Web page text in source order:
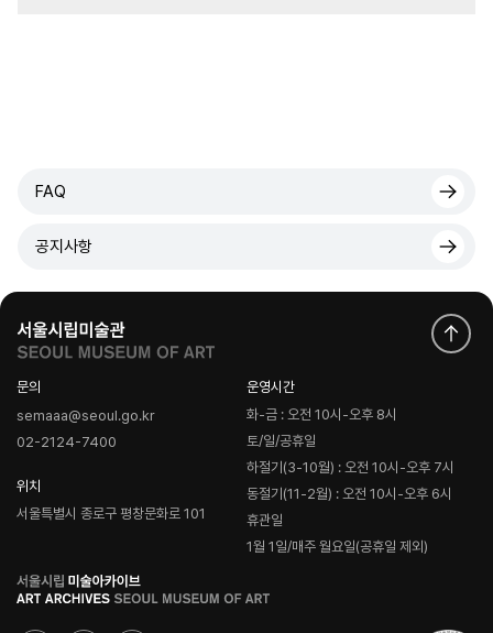
FAQ
공지사항
문의
semaaa@seoul.go.kr
02-2124-7400
위치
서울특별시 종로구 평창문화로 101
운영시간
화-금 : 오전 10시-오후 8시
토/일/공휴일
하절기(3-10월) : 오전 10시-오후 7시
동절기(11-2월) : 오전 10시-오후 6시
휴관일
1월 1일/매주 월요일(공휴일 제외)
로
고